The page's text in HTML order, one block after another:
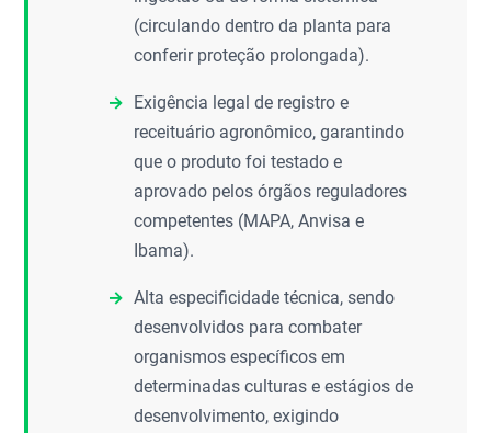
(circulando dentro da planta para
conferir proteção prolongada).
Exigência legal de registro e
receituário agronômico, garantindo
que o produto foi testado e
aprovado pelos órgãos reguladores
competentes (MAPA, Anvisa e
Ibama).
Alta especificidade técnica, sendo
desenvolvidos para combater
organismos específicos em
determinadas culturas e estágios de
desenvolvimento, exigindo